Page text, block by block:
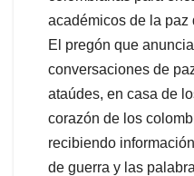
académicos de la
El pregón que
conversaciones de
ataúdes, en casa de
corazón de los
recibiendo
de guerra y las